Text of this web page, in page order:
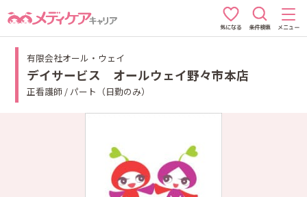
気になる 条件検索 メニュー
有限会社オール・ウェイ
デイサービス オールウェイ野々市本店
正看護師 / パート（日勤のみ）